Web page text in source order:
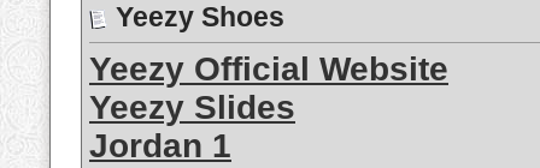
Yeezy Shoes
Yeezy Official Website
Yeezy Slides
Jordan 1